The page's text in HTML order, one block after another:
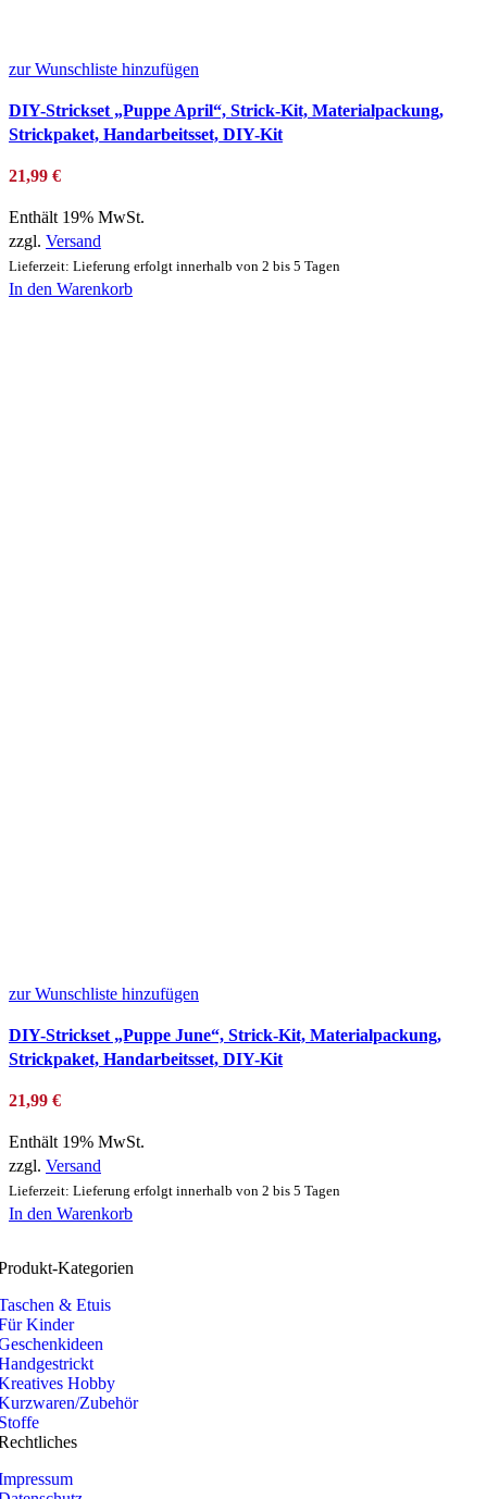
zur Wunschliste hinzufügen
DIY-Strickset „Puppe April“, Strick-Kit, Materialpackung,
Strickpaket, Handarbeitsset, DIY-Kit
21,99 €
Enthält 19% MwSt.
zzgl. Versand
Lieferzeit: Lieferung erfolgt innerhalb von 2 bis 5 Tagen
In den Warenkorb
zur Wunschliste hinzufügen
DIY-Strickset „Puppe June“, Strick-Kit, Materialpackung,
Strickpaket, Handarbeitsset, DIY-Kit
21,99 €
Enthält 19% MwSt.
zzgl. Versand
Lieferzeit: Lieferung erfolgt innerhalb von 2 bis 5 Tagen
In den Warenkorb
Kategorien
& Etuis
Kinder
Hobby
Zubehör